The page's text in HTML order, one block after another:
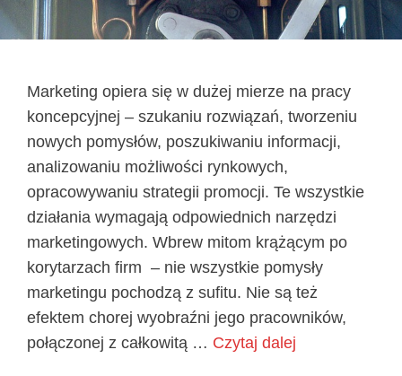
Marketing opiera się w dużej mierze na pracy
koncepcyjnej – szukaniu rozwiązań, tworzeniu
nowych pomysłów, poszukiwaniu informacji,
analizowaniu możliwości rynkowych,
opracowywaniu strategii promocji. Te wszystkie
działania wymagają odpowiednich narzędzi
marketingowych. Wbrew mitom krążącym po
korytarzach firm – nie wszystkie pomysły
marketingu pochodzą z sufitu. Nie są też
efektem chorej wyobraźni jego pracowników,
połączonej z całkowitą … Czytaj dalej